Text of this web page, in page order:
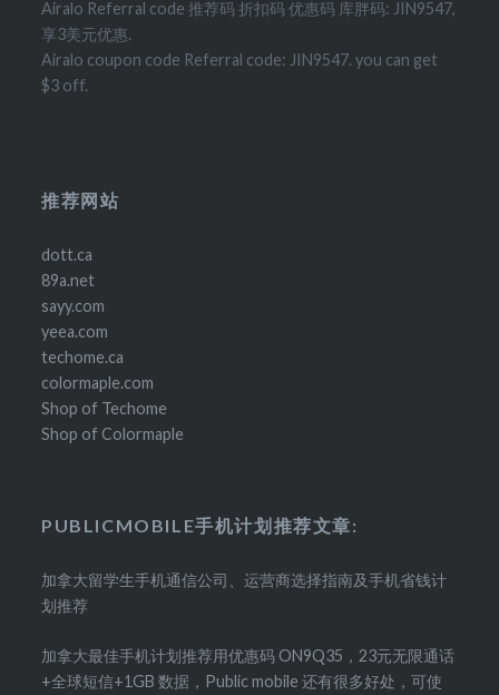
Airalo Referral code 推荐码 折扣码 优惠码 库胖码: JIN9547,
享3美元优惠.
Airalo coupon code Referral code: JIN9547. you can get
$3 off.
推荐网站
dott.ca
89a.net
sayy.com
yeea.com
techome.ca
colormaple.com
Shop of Techome
Shop of Colormaple
PUBLICMOBILE手机计划推荐文章:
加拿大留学生手机通信公司、运营商选择指南及手机省钱计
划推荐
加拿大最佳手机计划推荐用优惠码 ON9Q35，23元无限通话
+全球短信+1GB 数据，Public mobile 还有很多好处，可使